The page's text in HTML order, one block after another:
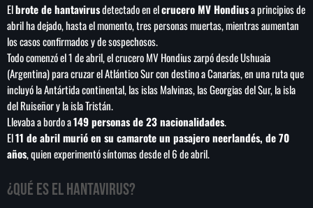
PROGRAMACIÓN keyboard_arrow_down
LOCUCIÓN (TALENTO AL AIRE)
RANKING
COMUNÍCATE
PUBLICIDAD
HISTORIA
Elbrote de hantavirusdetectado en elcrucero MV Hondiusa principios de
abril ha dejado, hasta el momento, tres personas muertas, mientras aumentan
los casos confirmados y de sospechosos.
Todo comenzó el 1 de abril, el crucero MV Hondius zarpó desde Ushuaia
(Argentina) para cruzar el Atlántico Sur con destino a Canarias, en una ruta que
incluyó la Antártida continental, las islas Malvinas, las Georgias del Sur, la isla
del Ruiseñor y la isla Tristán.
Llevaba a bordo a149 personas de 23 nacionalidades.
El11 de abril murió en su camarote un pasajero neerlandés, de 70
años, quien experimentó síntomas desde el 6 de abril.
¿Qué es el hantavirus?